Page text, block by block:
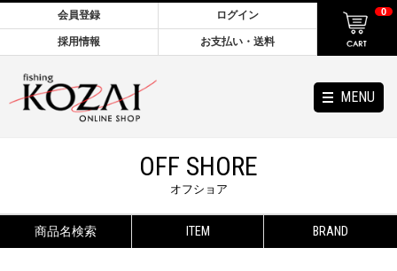
MENU
会員登録 ログイン
採用情報 お支払い・送料
0
OFF SHORE
オフショア
商品名検索 ITEM BRAND